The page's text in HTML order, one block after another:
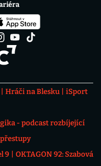
Hráči na Blesku
iSport
- podcast rozbíjející
9
OKTAGON 92: Szabová